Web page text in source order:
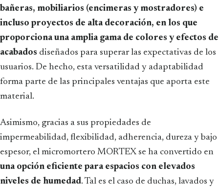
bañeras, mobiliarios (encimeras y mostradores) e
incluso proyectos de alta decoración, en los que
proporciona una amplia gama de colores y efectos de
acabados diseñados para superar las expectativas de los
usuarios. De hecho, esta versatilidad y adaptabilidad
forma parte de las principales ventajas que aporta este
material.
Asimismo, gracias a sus propiedades de
impermeabilidad, flexibilidad, adherencia, dureza y bajo
espesor, el micromortero MORTEX se ha convertido en
una opción eficiente para espacios con elevados
niveles de humedad. Tal es el caso de duchas, lavados y